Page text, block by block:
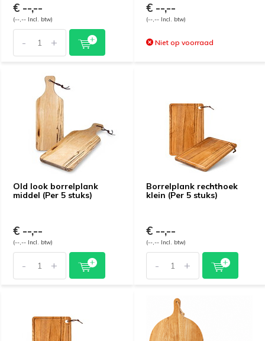
€ --,--
(--,-- Incl. btw)
- +
€ --,--
(--,-- Incl. btw)
Niet op voorraad
Old look borrelplank
middel (Per 5 stuks)
€ --,--
(--,-- Incl. btw)
- +
Borrelplank rechthoek
klein (Per 5 stuks)
€ --,--
(--,-- Incl. btw)
- +